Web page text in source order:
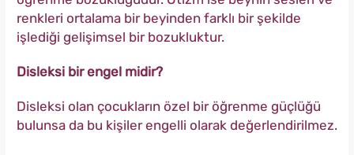
renkleri ortalama bir beyinden farklı bir şekilde
işlediği gelişimsel bir bozukluktur.
Disleksi bir engel midir?
Disleksi olan çocukların özel bir öğrenme güçlüğü
bulunsa da bu kişiler engelli olarak değerlendirilmez.